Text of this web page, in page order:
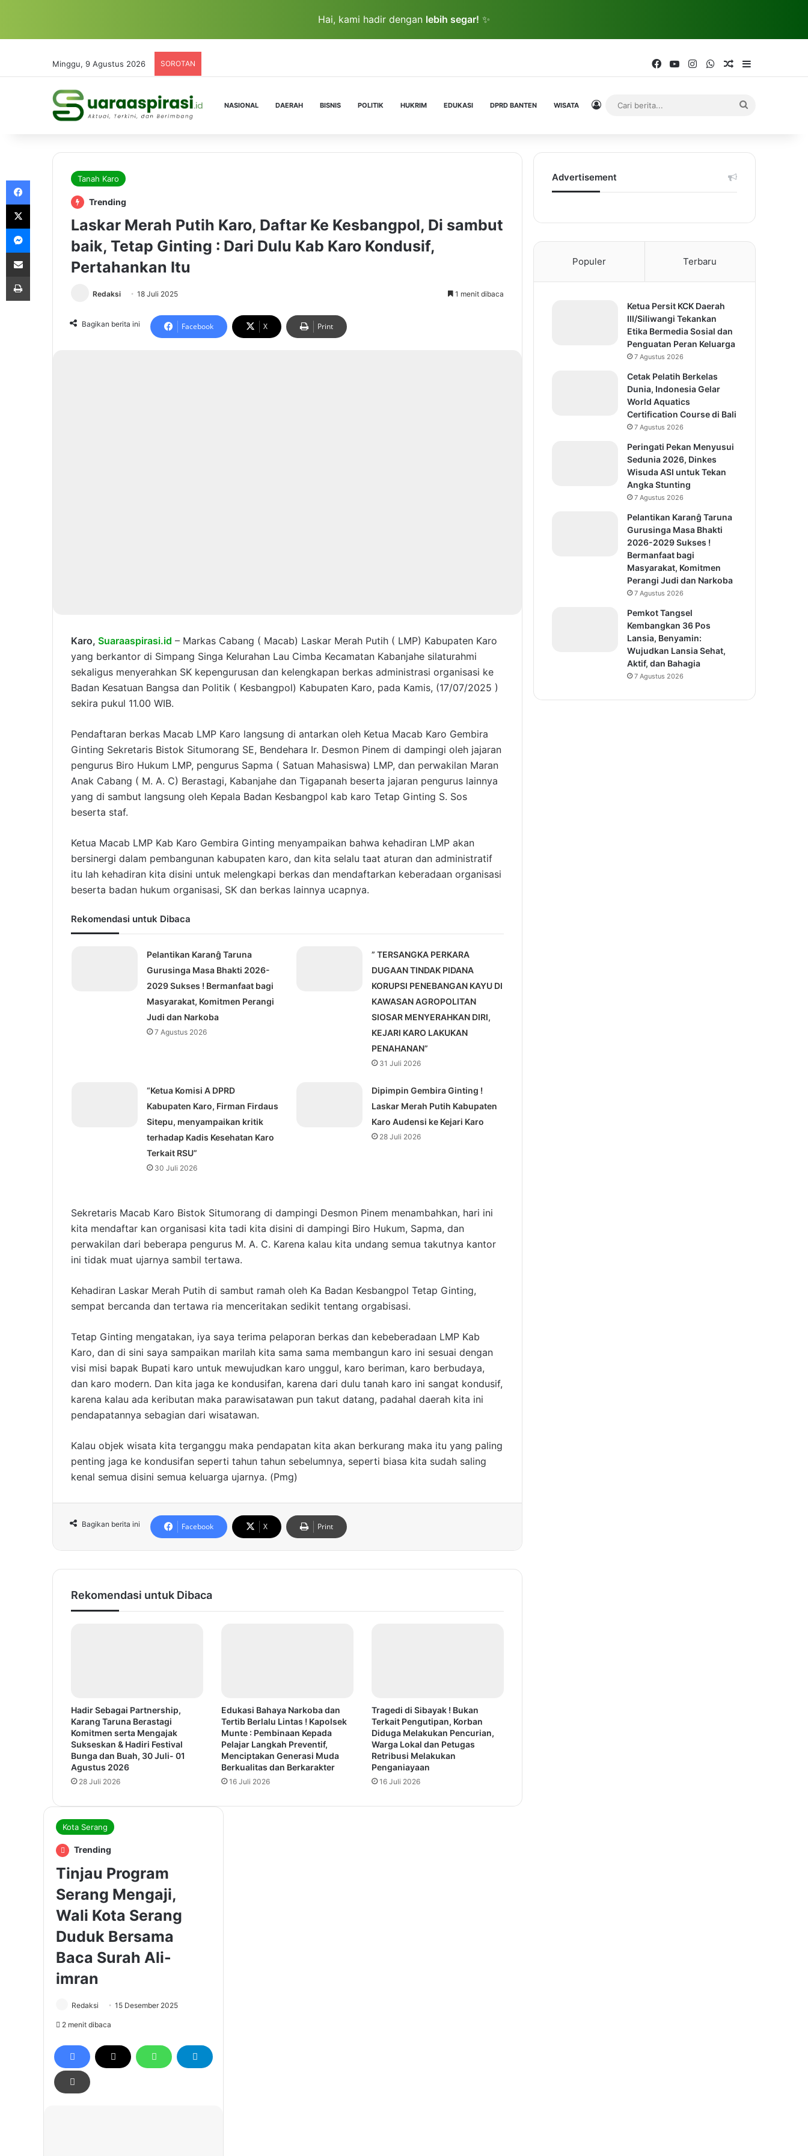
Hai, kami hadir dengan lebih segar! ✨
Minggu, 9 Agustus 2026 SOROTAN FacebookYouTubeInstagramWhatsAppRandom Article
NASIONAL DAERAH BISNIS POLITIK HUKRIM EDUKASI DPRD BANTEN WISATA Log In
Tanah Karo
Trending
Laskar Merah Putih Karo, Daftar Ke Kesbangpol, Di sambut
baik, Tetap Ginting : Dari Dulu Kab Karo Kondusif,
Pertahankan Itu
Redaksi 18 Juli 2025 1 menit dibaca
Bagikan berita ini Facebook X Print
Karo, Suaraaspirasi.id – Markas Cabang ( Macab) Laskar Merah Putih ( LMP) Kabupaten Karo
yang berkantor di Simpang Singa Kelurahan Lau Cimba Kecamatan Kabanjahe silaturahmi
sekaligus menyerahkan SK kepengurusan dan kelengkapan berkas administrasi organisasi ke
Badan Kesatuan Bangsa dan Politik ( Kesbangpol) Kabupaten Karo, pada Kamis, (17/07/2025 )
sekira pukul 11.00 WIB.
Pendaftaran berkas Macab LMP Karo langsung di antarkan oleh Ketua Macab Karo Gembira
Ginting Sekretaris Bistok Situmorang SE, Bendehara Ir. Desmon Pinem di dampingi oleh jajaran
pengurus Biro Hukum LMP, pengurus Sapma ( Satuan Mahasiswa) LMP, dan perwakilan Maran
Anak Cabang ( M. A. C) Berastagi, Kabanjahe dan Tigapanah beserta jajaran pengurus lainnya
yang di sambut langsung oleh Kepala Badan Kesbangpol kab karo Tetap Ginting S. Sos
beserta staf.
Ketua Macab LMP Kab Karo Gembira Ginting menyampaikan bahwa kehadiran LMP akan
bersinergi dalam pembangunan kabupaten karo, dan kita selalu taat aturan dan administratif
itu lah kehadiran kita disini untuk melengkapi berkas dan mendaftarkan keberadaan organisasi
beserta badan hukum organisasi, SK dan berkas lainnya ucapnya.
Rekomendasi untuk Dibaca
Pelantikan Karanĝ Taruna
Gurusinga Masa Bhakti 2026-
2029 Sukses ! Bermanfaat bagi
Masyarakat, Komitmen Perangi
Judi dan Narkoba
7 Agustus 2026
” TERSANGKA PERKARA
DUGAAN TINDAK PIDANA
KORUPSI PENEBANGAN KAYU DI
KAWASAN AGROPOLITAN
SIOSAR MENYERAHKAN DIRI,
KEJARI KARO LAKUKAN
PENAHANAN”
31 Juli 2026
“Ketua Komisi A DPRD
Kabupaten Karo, Firman Firdaus
Sitepu, menyampaikan kritik
terhadap Kadis Kesehatan Karo
Terkait RSU”
30 Juli 2026
Dipimpin Gembira Ginting !
Laskar Merah Putih Kabupaten
Karo Audensi ke Kejari Karo
28 Juli 2026
Sekretaris Macab Karo Bistok Situmorang di dampingi Desmon Pinem menambahkan, hari ini
kita mendaftar kan organisasi kita tadi kita disini di dampingi Biro Hukum, Sapma, dan
perwakilan dari beberapa pengurus M. A. C. Karena kalau kita undang semua takutnya kantor
ini tidak muat ujarnya sambil tertawa.
Kehadiran Laskar Merah Putih di sambut ramah oleh Ka Badan Kesbangpol Tetap Ginting,
sempat bercanda dan tertawa ria menceritakan sedikit tentang orgabisasi.
Tetap Ginting mengatakan, iya saya terima pelaporan berkas dan kebeberadaan LMP Kab
Karo, dan di sini saya sampaikan marilah kita sama sama membangun karo ini sesuai dengan
visi misi bapak Bupati karo untuk mewujudkan karo unggul, karo beriman, karo berbudaya,
dan karo modern. Dan kita jaga ke kondusifan, karena dari dulu tanah karo ini sangat kondusif,
karena kalau ada keributan maka parawisatawan pun takut datang, padahal daerah kita ini
pendapatannya sebagian dari wisatawan.
Kalau objek wisata kita terganggu maka pendapatan kita akan berkurang maka itu yang paling
penting jaga ke kondusifan seperti tahun tahun sebelumnya, seperti biasa kita sudah saling
kenal semua disini semua keluarga ujarnya. (Pmg)
Bagikan berita ini Facebook X Print
Rekomendasi untuk Dibaca
Hadir Sebagai Partnership,
Karang Taruna Berastagi
Komitmen serta Mengajak
Sukseskan & Hadiri Festival
Bunga dan Buah, 30 Juli- 01
Agustus 2026
28 Juli 2026
Edukasi Bahaya Narkoba dan
Tertib Berlalu Lintas ! Kapolsek
Munte : Pembinaan Kepada
Pelajar Langkah Preventif,
Menciptakan Generasi Muda
Berkualitas dan Berkarakter
16 Juli 2026
Tragedi di Sibayak ! Bukan
Terkait Pengutipan, Korban
Diduga Melakukan Pencurian,
Warga Lokal dan Petugas
Retribusi Melakukan
Penganiayaan
16 Juli 2026
Advertisement
Populer Terbaru
Ketua Persit KCK Daerah
III/Siliwangi Tekankan
Etika Bermedia Sosial dan
Penguatan Peran Keluarga
7 Agustus 2026
Cetak Pelatih Berkelas
Dunia, Indonesia Gelar
World Aquatics
Certification Course di Bali
7 Agustus 2026
Peringati Pekan Menyusui
Sedunia 2026, Dinkes
Wisuda ASI untuk Tekan
Angka Stunting
7 Agustus 2026
Pelantikan Karanĝ Taruna
Gurusinga Masa Bhakti
2026-2029 Sukses !
Bermanfaat bagi
Masyarakat, Komitmen
Perangi Judi dan Narkoba
7 Agustus 2026
Pemkot Tangsel
Kembangkan 36 Pos
Lansia, Benyamin:
Wujudkan Lansia Sehat,
Aktif, dan Bahagia
7 Agustus 2026
Messenger